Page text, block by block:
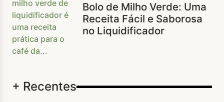
Bolo de Milho Verde: Uma
Receita Fácil e Saborosa
no Liquidificador
+ Recentes